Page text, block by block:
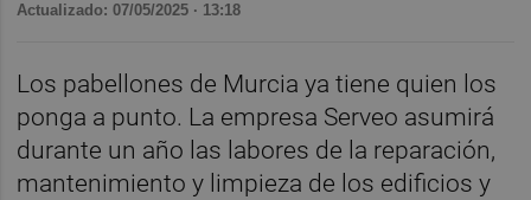
Actualizado: 07/05/2025 · 13:18
Los pabellones de Murcia ya tiene quien los
ponga a punto. La empresa Serveo asumirá
durante un año las labores de la reparación,
mantenimiento y limpieza de los edificios y